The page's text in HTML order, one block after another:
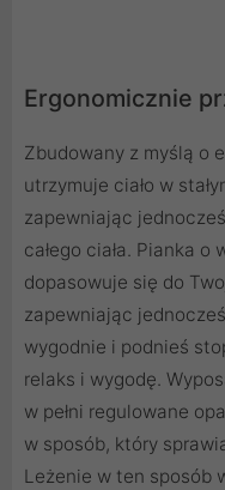
Ergonomicznie
Zbudowany z myślą o
utrzymuje ciało w
zapewniając
całego ciała. Pianka
dopasowuje się do
zapewniając
wygodnie i podnieś
relaks i wygodę.
w pełni regulowane
w sposób, który
Leżenie w ten sposób